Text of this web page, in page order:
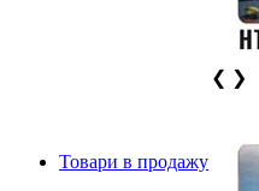
Товари в продажу
❮ ❯